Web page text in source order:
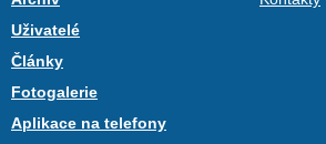
Uživatelé
Články
Fotogalerie
Aplikace na telefony